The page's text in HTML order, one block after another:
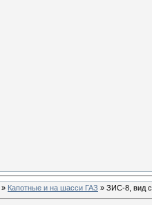
» Капотные и на шасси ГАЗ » ЗИС-8, вид